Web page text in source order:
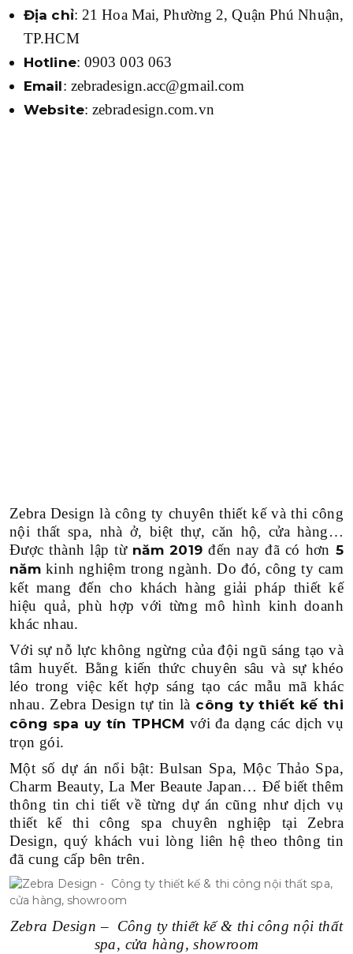
Địa chỉ: 21 Hoa Mai, Phường 2, Quận Phú Nhuận,
TP.HCM
Hotline: 0903 003 063
Email: zebradesign.acc@gmail.com
Website: zebradesign.com.vn
Zebra Design là công ty chuyên thiết kế và thi công
nội thất spa, nhà ở, biệt thự, căn hộ, cửa hàng…
Được thành lập từ năm 2019 đến nay đã có hơn 5
năm kinh nghiệm trong ngành. Do đó, công ty cam
kết mang đến cho khách hàng giải pháp thiết kế
hiệu quả, phù hợp với từng mô hình kinh doanh
khác nhau.
Với sự nỗ lực không ngừng của đội ngũ sáng tạo và
tâm huyết. Bằng kiến thức chuyên sâu và sự khéo
léo trong việc kết hợp sáng tạo các mẫu mã khác
nhau. Zebra Design tự tin là công ty thiết kế thi
công spa uy tín TPHCM với đa dạng các dịch vụ
trọn gói.
Một số dự án nổi bật: Bulsan Spa, Mộc Thảo Spa,
Charm Beauty, La Mer Beaute Japan… Để biết thêm
thông tin chi tiết về từng dự án cũng như dịch vụ
thiết kế thi công spa chuyên nghiệp tại Zebra
Design, quý khách vui lòng liên hệ theo thông tin
đã cung cấp bên trên.
Zebra Design – Công ty thiết kế & thi công nội thất
spa, cửa hàng, showroom